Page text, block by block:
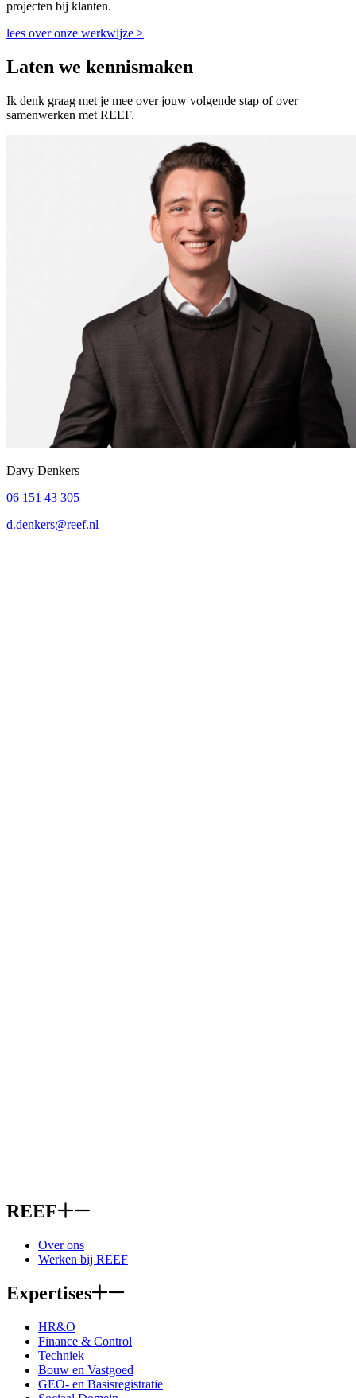
projecten bij klanten.
lees over onze werkwijze >
Laten we kennismaken
Ik denk graag met je mee over jouw volgende stap of over
samenwerken met REEF.
Davy Denkers
06 151 43 305
d.denkers@reef.nl
REEF
Over ons
Werken bij REEF
Expertises
HR&O
Finance & Control
Techniek
Bouw en Vastgoed
GEO- en Basisregistratie